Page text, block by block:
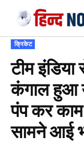
content
POSTED
IN
क्रिकेट
टीम
कंगाल हुआ
पंप कर
सामने आई